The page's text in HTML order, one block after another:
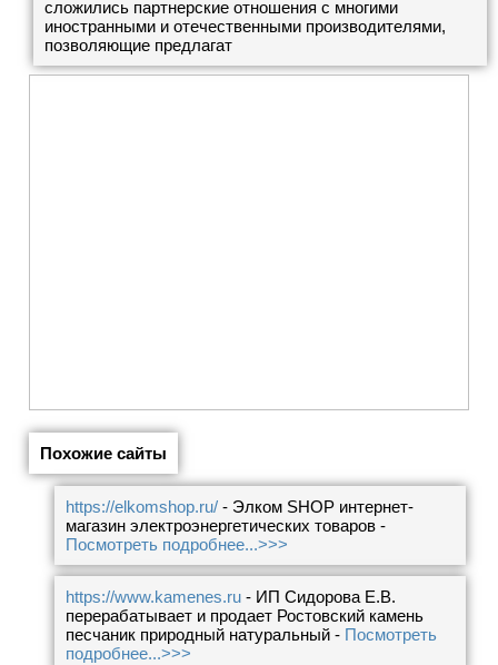
сложились партнерские отношения с многими
иностранными и отечественными производителями,
позволяющие предлагат
Похожие сайты
https://elkomshop.ru/ - Элком SHOP интернет-
магазин электроэнергетических товаров -
Посмотреть подробнее...>>>
https://www.kamenes.ru - ИП Сидорова Е.В.
перерабатывает и продает Ростовский камень
песчаник природный натуральный - Посмотреть
подробнее...>>>